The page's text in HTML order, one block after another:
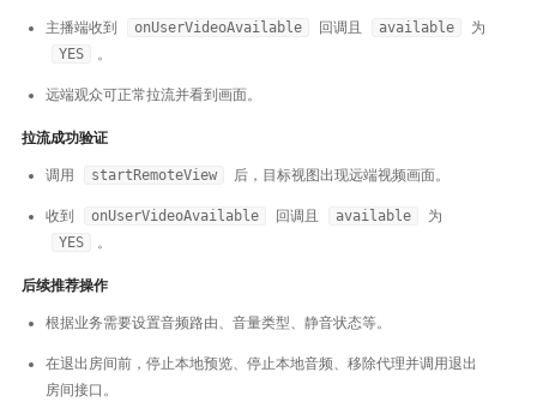
主播端收到 onUserVideoAvailable 回调且 available
为
YES
。
远端观众可正常拉流并看到画面。
拉流成功验证
调用 startRemoteView 后，目标视图出现远端视频画面。
收到 onUserVideoAvailable 回调且 available
为
YES
。
后续推荐操作
根据业务需要设置音频路由、音量类型、静音状态等。
在退出房间前，停止本地预览、停止本地音频、移除代理并调用退出
房间接口。